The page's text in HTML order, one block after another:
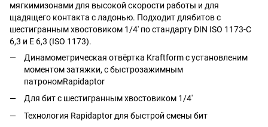
мягкимизонами для высокой скорости работы и для
щадящего контакта с ладонью. Подходит длябитов с
шестигранным хвостовиком 1/4' по стандарту DIN ISO 1173-C
6,3 и E 6,3 (ISO 1173).
Динамометрическая отвёртка Kraftform с установленим
моментом затяжки, с быстрозажимным
патрономRapidaptor
Для бит с шестигранным хвостовиком 1/4'
Технология Rapidaptor для быстрой смены бит